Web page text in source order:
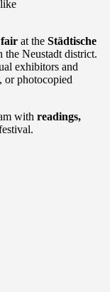
fair at the Städtische
the Neustadt district.
exhibitors and
or photocopied
with readings,